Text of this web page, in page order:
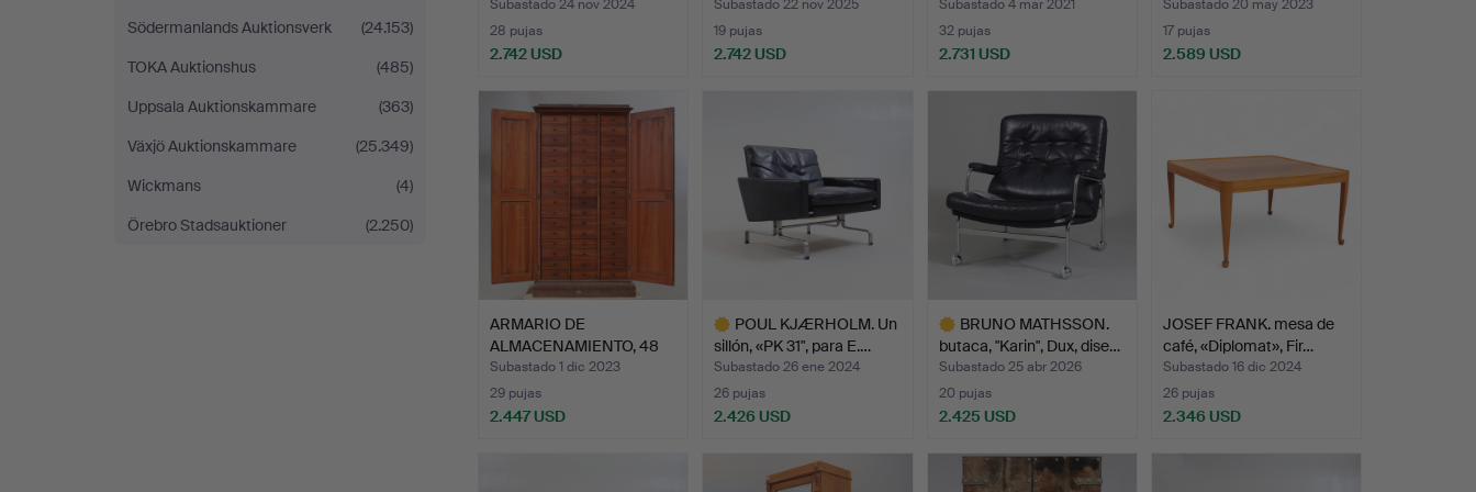
Södermanlands Auktionsverk
(24.153)
TOKA Auktionshus
(485)
Uppsala Auktionskammare
(363)
Växjö Auktionskammare
(25.349)
Wickmans
(4)
Örebro Stadsauktioner
(2.250)
Subastado 24 nov 2024
28 pujas
2.742 USD
seleccionado
Subastado 22 nov 2025
19 pujas
2.742 USD
Subastado 4 mar 2021
32 pujas
2.731 USD
Subastado 20 may 2023
17 pujas
2.589 USD
ARMARIO DE
ALMACENAMIENTO, 48
cajones, Dep…
Subastado 1 dic 2023
29 pujas
2.447 USD
POUL KJÆRHOLM. Un
sillón, «PK 31", para E.…
Subastado 26 ene 2024
26 pujas
2.426 USD
seleccionado
BRUNO MATHSSON.
butaca, "Karin", Dux, dise…
Subastado 25 abr 2026
20 pujas
2.425 USD
seleccionado
JOSEF FRANK. mesa de
café, «Diplomat», Fir…
Subastado 16 dic 2024
26 pujas
2.346 USD